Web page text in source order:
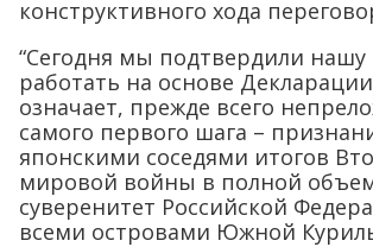
конструктивного хода
“Сегодня мы подтвердили нашу
работать на основе Декларации
означает, прежде всего
самого первого шага –
японскими соседями итогов
мировой войны в полной
суверенитет Российской
всеми островами Южной